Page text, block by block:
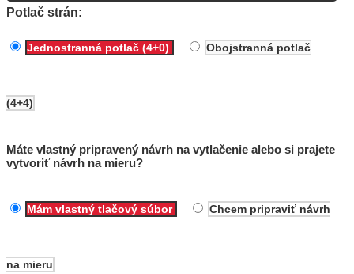
Potlač strán:
Jednostranná potlač (4+0) Obojstranná potlač
(4+4)
Máte vlastný pripravený návrh na vytlačenie alebo si prajete
vytvoriť návrh na mieru?
Mám vlastný tlačový súbor Chcem pripraviť návrh
na mieru